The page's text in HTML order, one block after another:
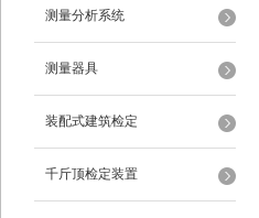
测量分析系统
测量器具
装配式建筑检定
千斤顶检定装置